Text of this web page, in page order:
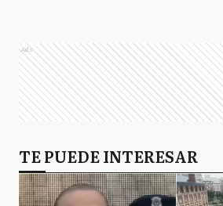
Ads
TE PUEDE INTERESAR